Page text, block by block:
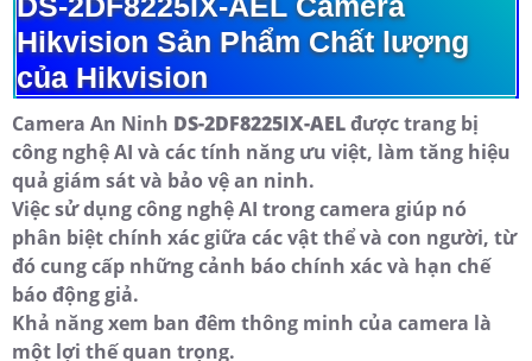
Hikvision Sản Phẩm Chất lượng
của Hikvision
Camera An Ninh DS-2DF8225IX-AELđược trang bị
công nghệ AI và các tính năng ưu việt, làm tăng hiệu
quả giám sát và bảo vệ an ninh.
Việc sử dụng công nghệ AI trong camera giúp nó
phân biệt chính xác giữa các vật thể và con người, từ
đó cung cấp những cảnh báo chính xác và hạn chế
báo động giả.
Khả năng xem ban đêm thông minh của camera là
một lợi thế quan trọng.